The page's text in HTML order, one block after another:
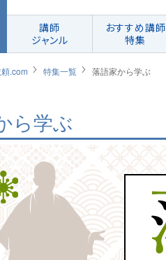
講師
ジャンル
おすすめ講師
特集
.com 特集一覧 落語家から学ぶ
ら学ぶ